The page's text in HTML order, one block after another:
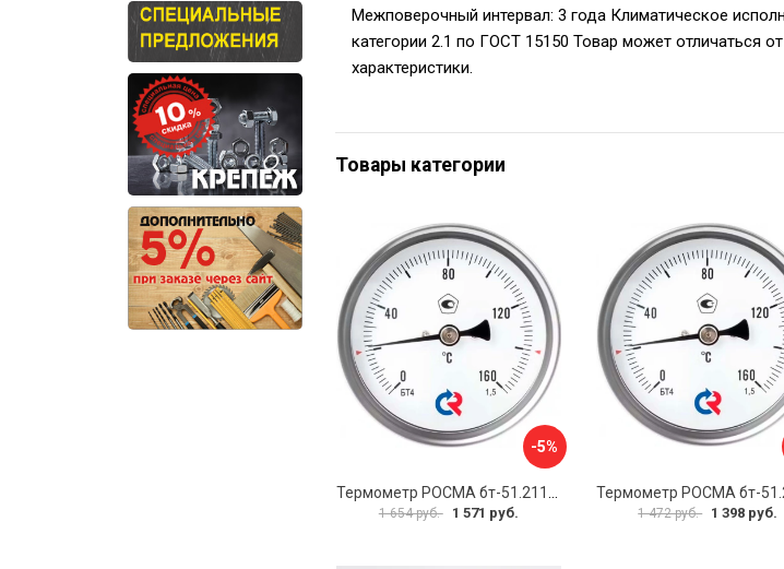
Межповерочный интервал: 3 года Климатическое
категории 2.1 по ГОСТ 15150 Товар может отличаться
характеристики.
Товары категории
-5%
1 654 руб. 1 571 руб. 1 472 руб. 1 398 руб.